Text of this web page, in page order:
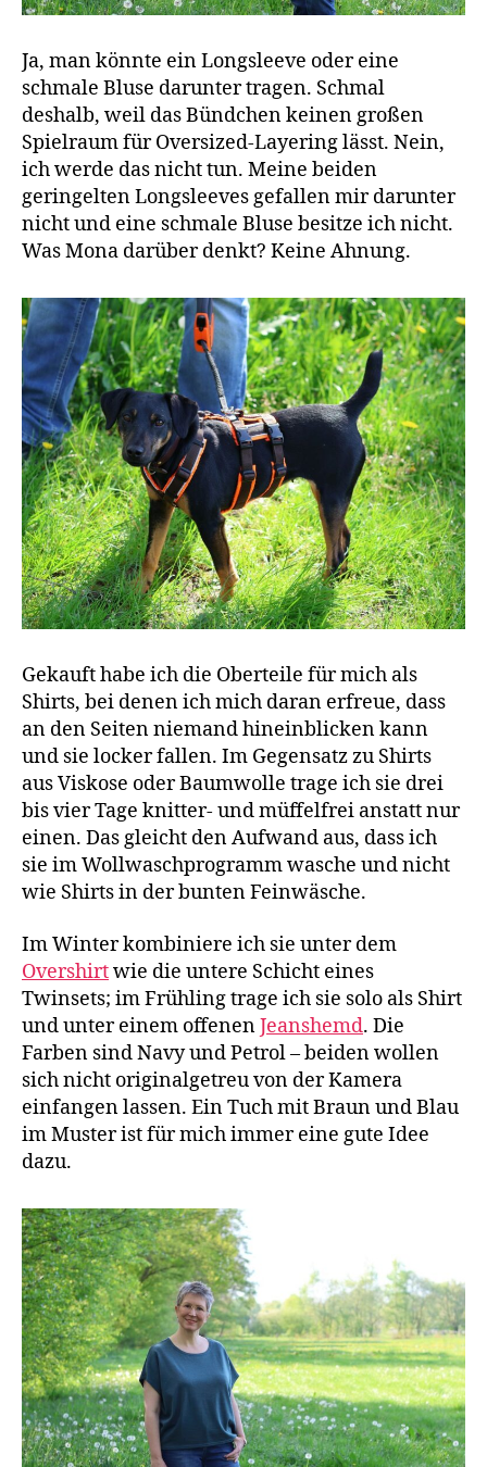
Ja, man könnte ein Longsleeve oder eine
schmale Bluse darunter tragen. Schmal
deshalb, weil das Bündchen keinen großen
Spielraum für Oversized-Layering lässt. Nein,
ich werde das nicht tun. Meine beiden
geringelten Longsleeves gefallen mir darunter
nicht und eine schmale Bluse besitze ich nicht.
Was Mona darüber denkt? Keine Ahnung.
Gekauft habe ich die Oberteile für mich als
Shirts, bei denen ich mich daran erfreue, dass
an den Seiten niemand hineinblicken kann
und sie locker fallen. Im Gegensatz zu Shirts
aus Viskose oder Baumwolle trage ich sie drei
bis vier Tage knitter- und müffelfrei anstatt nur
einen. Das gleicht den Aufwand aus, dass ich
sie im Wollwaschprogramm wasche und nicht
wie Shirts in der bunten Feinwäsche.
Im Winter kombiniere ich sie unter dem
Overshirtwie die untere Schicht eines
Twinsets; im Frühling trage ich sie solo als Shirt
und unter einem offenenJeanshemd. Die
Farben sind Navy und Petrol – beiden wollen
sich nicht originalgetreu von der Kamera
einfangen lassen. Ein Tuch mit Braun und Blau
im Muster ist für mich immer eine gute Idee
dazu.